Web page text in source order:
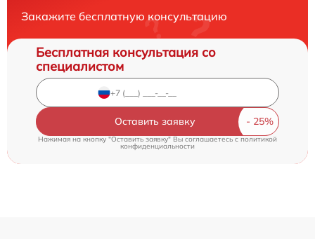
Закажите бесплатную консультацию
Бесплатная консультация со
специалистом
Оставить заявку
Нажимая на кнопку "Оставить заявку" Вы соглашаетесь c политикой
конфиденциальности